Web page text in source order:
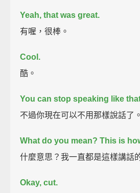
Yeah, that was great.
有喔，很棒。
Cool.
酷。
You can stop speaking like
不過你現在可以不用那樣說話了。
What do you mean? This is
什麼意思？我一直都是這樣講話
Okay, cut.